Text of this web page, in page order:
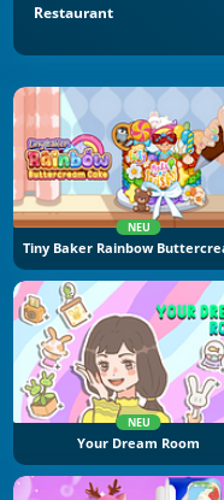
Restaurant
NEU
NEU
Your Dream Room